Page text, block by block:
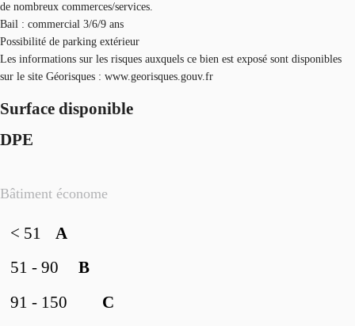
de nombreux commerces/services.
Bail : commercial 3/6/9 ans
Possibilité de parking extérieur
Les informations sur les risques auxquels ce bien est exposé sont disponibles
sur le site Géorisques : www.georisques.gouv.fr
Surface disponible
DPE
Bâtiment économe
A
< 51
B
51 - 90
C
91 - 150